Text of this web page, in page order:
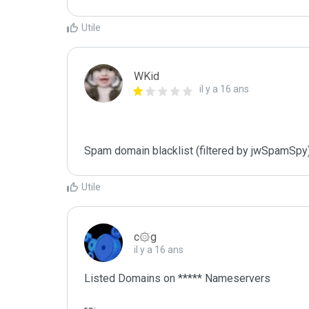
Utile
WKid
il y a 16 ans
Spam domain blacklist (filtered by
Utile
c۞g
il y a 16 ans
Listed Domains on ***** Nameservers